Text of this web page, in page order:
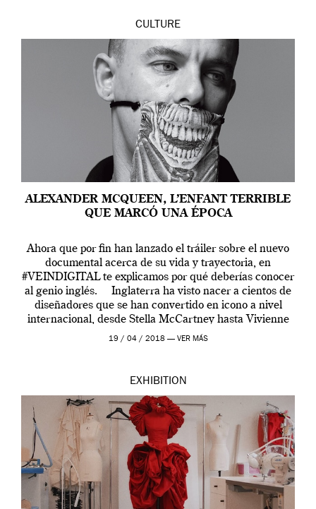
CULTURE
ALEXANDER MCQUEEN, L’ENFANT TERRIBLE
QUE MARCÓ UNA ÉPOCA
Ahora que por fin han lanzado el tráiler sobre el nuevo
documental acerca de su vida y trayectoria, en
#VEINDIGITAL te explicamos por qué deberías conocer
al genio inglés. Inglaterra ha visto nacer a cientos de
diseñadores que se han convertido en icono a nivel
internacional, desde Stella McCartney hasta Vivienne
Westwood pasando […]
19 / 04 / 2018 — VER MÁS
EXHIBITION